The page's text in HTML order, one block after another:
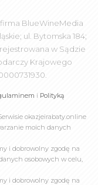
BlueWineMedia
ul. Bytomska 184;
w Sądzie
Krajowego
i Polityką
okazjeirabaty.online
moich danych
i dobrowolny zgodę na
osobowych w celu,
i dobrowolny zgodę na